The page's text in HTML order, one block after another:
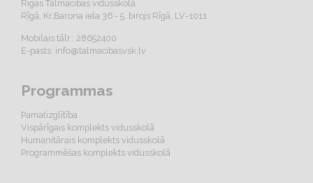
Rīgas Tālmācības vidusskola
Rīgā, Kr.Barona iela 36 - 5. birojs Rīgā, LV-1011
Mobilais tālr.: 28652400
E-pasts: info@talmacibasvsk.lv
Programmas
Pamatizglītība
Vispārīgais komplekts vidusskolā
Humanitārais komplekts vidusskolā
Programmēšas komplekts vidusskolā